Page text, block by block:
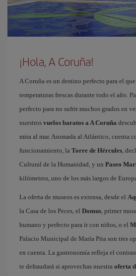
¡Hola, A Coruña!
A Coruña es un destino perfecto para el
temperaturas frescas durante todo el año.
perfecto para no sufrir muchos grados en
nuestros vuelos baratos a A Coruña
mira al mar. Asomada al Atlántico, cuenta
funcionamiento, la Torre de Hércules,
Cultural de la Humanidad, y un Paseo
kilómetros, uno de los más largos de
La oferta de museos es extensa, desde el
la Casa de los Peces, el Domus, primer
humano y perfecto para ir con niños, o el
Palacio Municipal de María Pita son tres
en cuenta. La gastronomía refleja el
te defraudará si aprovechas nuestra oferta